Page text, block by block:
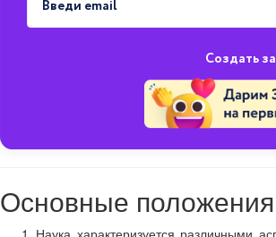
Создать
Основные положения
Наука характеризуется различными